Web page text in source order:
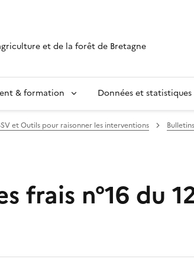
et de la forêt de Bretagne
& formation Données et statistiques
et Outils pour raisonner les interventions
frais n°16 du